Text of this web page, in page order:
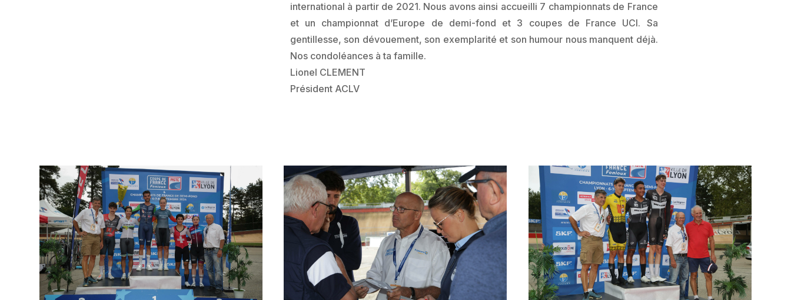
international à partir de 2021. Nous avons ainsi accueilli 7 championnats de France
et un championnat d’Europe de demi-fond et 3 coupes de France UCI. Sa
gentillesse, son dévouement, son exemplarité et son humour nous manquent déjà.
Nos condoléances à ta famille.
Lionel CLEMENT
Président ACLV